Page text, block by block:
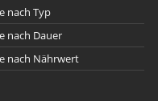
nach Typ
nach Dauer
nach Nährwert